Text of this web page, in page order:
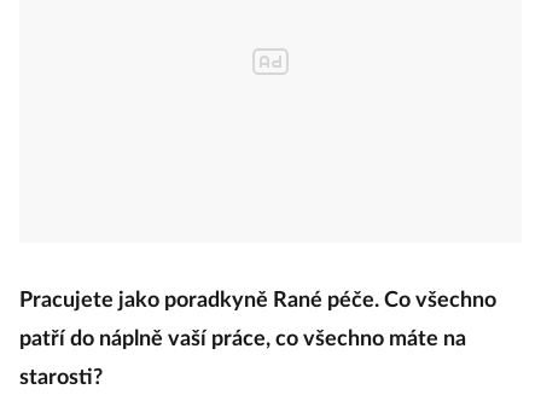
Pracujete jako poradkyně Rané péče. Co všechno
patří do náplně vaší práce, co všechno máte na
starosti?